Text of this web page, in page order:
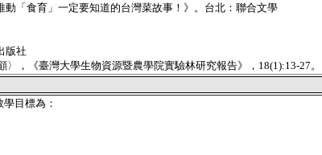
「食育」一定要知道的台灣菜故事！》。台北：聯合文學
版社
，《臺灣大學生物資源暨農學院實驗林研究報告》，18(1):13-27。
目標為：